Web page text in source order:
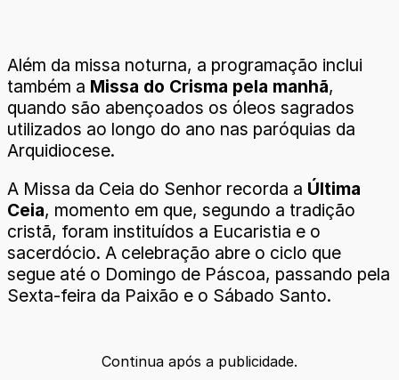
Além da missa noturna, a programação inclui
também a Missa do Crisma pela manhã,
quando são abençoados os óleos sagrados
utilizados ao longo do ano nas paróquias da
Arquidiocese.
A Missa da Ceia do Senhor recorda a Última
Ceia, momento em que, segundo a tradição
cristã, foram instituídos a Eucaristia e o
sacerdócio. A celebração abre o ciclo que
segue até o Domingo de Páscoa, passando pela
Sexta-feira da Paixão e o Sábado Santo.
Continua após a publicidade.